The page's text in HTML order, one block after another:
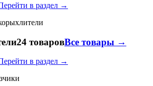
в раздел →
24 товаровВсе товары →
в раздел →